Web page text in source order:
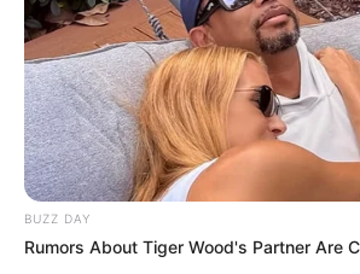
19:24 / 03 Avqust 2026
Hüquqşünas: Tibbdə hər
səhvi sayılmır
BUZZ DAY
Rumors About Tiger Wood's Partner Are